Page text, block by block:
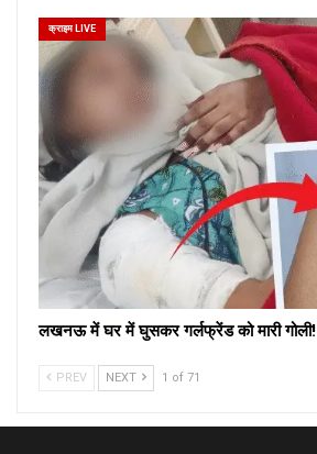
क्राइम LIVE
लखनऊ में घर में घुसकर गर्लफ्रेंड को मारी गोली!
PREV NEXT 1 of 71